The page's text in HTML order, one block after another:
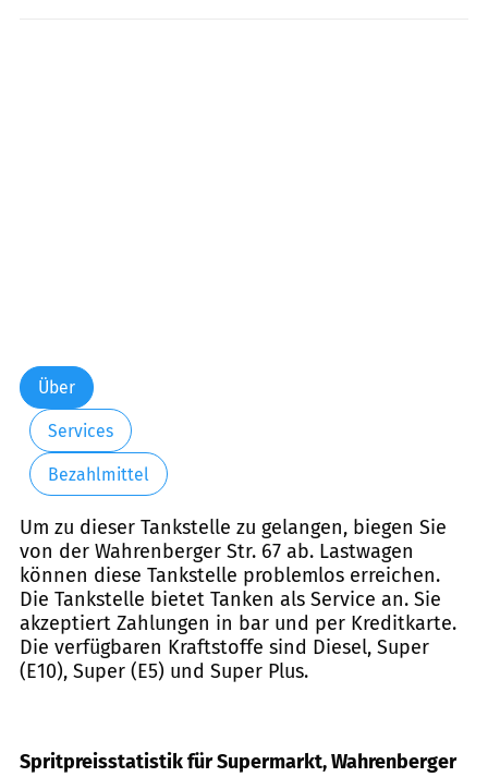
Über
Services
Bezahlmittel
Um zu dieser Tankstelle zu gelangen, biegen Sie
von der Wahrenberger Str. 67 ab. Lastwagen
können diese Tankstelle problemlos erreichen.
Die Tankstelle bietet Tanken als Service an. Sie
akzeptiert Zahlungen in bar und per Kreditkarte.
Die verfügbaren Kraftstoffe sind Diesel, Super
(E10), Super (E5) und Super Plus.
Spritpreisstatistik für Supermarkt, Wahrenberger